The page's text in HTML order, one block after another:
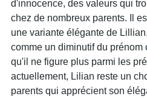
d'innocence, des valeurs qui
chez de nombreux parents. Il
une variante élégante de
comme un diminutif du
qu'il ne figure plus parmi les
actuellement, Lilian reste un
parents qui apprécient son